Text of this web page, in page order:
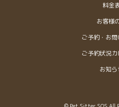
料金
お客様
ご予約・お
ご予約状況
お知ら